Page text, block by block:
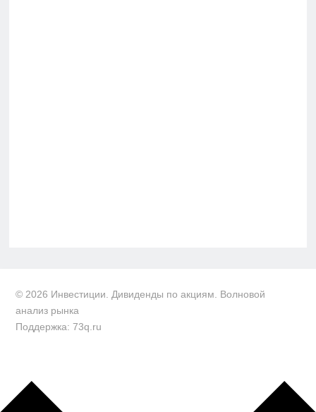
© 2026 Инвестиции. Дивиденды по акциям. Волновой
анализ рынка
Поддержка: 73q.ru